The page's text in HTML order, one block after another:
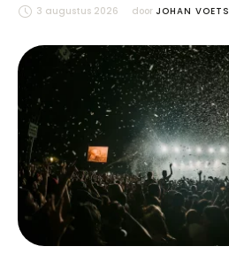
3 augustus 2026 door JOHAN VOETS